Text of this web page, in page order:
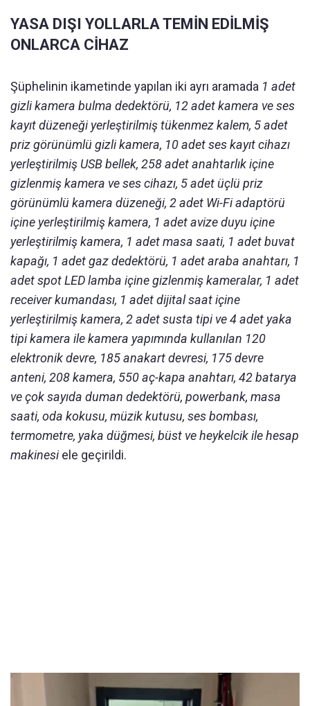
YASA DIŞI YOLLARLA TEMİN EDİLMİŞ
ONLARCA CİHAZ
Şüphelinin ikametinde yapılan iki ayrı aramada 1 adet
gizli kamera bulma dedektörü, 12 adet kamera ve ses
kayıt düzeneği yerleştirilmiş tükenmez kalem, 5 adet
priz görünümlü gizli kamera, 10 adet ses kayıt cihazı
yerleştirilmiş USB bellek, 258 adet anahtarlık içine
gizlenmiş kamera ve ses cihazı, 5 adet üçlü priz
görünümlü kamera düzeneği, 2 adet Wi-Fi adaptörü
içine yerleştirilmiş kamera, 1 adet avize duyu içine
yerleştirilmiş kamera, 1 adet masa saati, 1 adet buvat
kapağı, 1 adet gaz dedektörü, 1 adet araba anahtarı, 1
adet spot LED lamba içine gizlenmiş kameralar, 1 adet
receiver kumandası, 1 adet dijital saat içine
yerleştirilmiş kamera, 2 adet susta tipi ve 4 adet yaka
tipi kamera ile kamera yapımında kullanılan 120
elektronik devre, 185 anakart devresi, 175 devre
anteni, 208 kamera, 550 aç-kapa anahtarı, 42 batarya
ve çok sayıda duman dedektörü, powerbank, masa
saati, oda kokusu, müzik kutusu, ses bombası,
termometre, yaka düğmesi, büst ve heykelcik ile hesap
makinesiele geçirildi.